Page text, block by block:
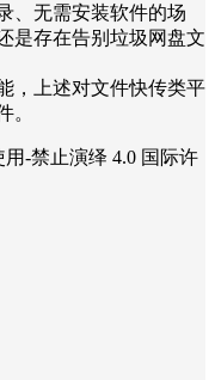
、无需安装软件的场
是存在告别垃圾网盘文
，上述对文件快传类平
。
-禁止演绎 4.0 国际许